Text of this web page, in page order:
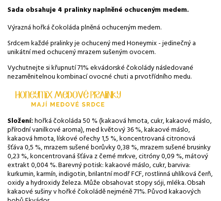
Sada obsahuje 4 pralinky naplněné ochuceným medem.
Výrazná hořká čokoláda plněná ochuceným medem.
Srdcem každé pralinky je ochucený med Honeymix - jedinečný a
unikátní med ochucený mrazem sušeným ovocem.
Vychutnejte si křupnutí 71% ekvádorské čokolády následované
nezaměnitelnou kombinací ovocné chuti a prvotřídního medu.
Složení:hořká čokoláda 50 % (kakaová hmota, cukr, kakaové máslo,
přírodní vanilkové aroma), med květový 36 %, kakaové máslo,
kakaová hmota, lískové ořechy 1,5 %, koncentrovaná citronová
šťáva 0,5 %, mrazem sušené borůvky 0,38 %, mrazem sušené brusinky
0,23 %, koncentrovaná šťáva z černé mrkve, citróny 0,09 %, mátový
extrakt 0,004 %. Barevný potisk: kakaové máslo, cukr, barviva:
kurkumin, karmín, indigotin, brilantní modř FCF, rostlinná uhlíková čerň,
oxidy a hydroxidy železa. Může obsahovat stopy sóji, mléka. Obsah
kakaové sušiny v hořké čokoládě nejméně 71%. Původ kakaových